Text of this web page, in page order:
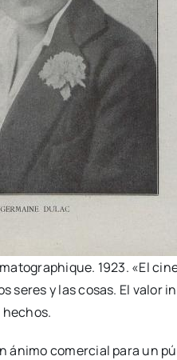
1923. «El
seres y las cosas. El valor
hechos.
comercial para un